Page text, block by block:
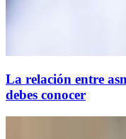
La relación entre
debes conocer